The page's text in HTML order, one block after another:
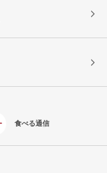
食べる通信